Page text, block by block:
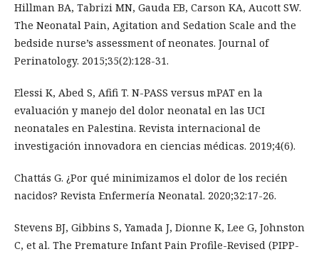
Hillman BA, Tabrizi MN, Gauda EB, Carson KA, Aucott SW.
The Neonatal Pain, Agitation and Sedation Scale and the
bedside nurse’s assessment of neonates. Journal of
Perinatology. 2015;35(2):128-31.
Elessi K, Abed S, Afifi T. N-PASS versus mPAT en la
evaluación y manejo del dolor neonatal en las UCI
neonatales en Palestina. Revista internacional de
investigación innovadora en ciencias médicas. 2019;4(6).
Chattás G. ¿Por qué minimizamos el dolor de los recién
nacidos? Revista Enfermería Neonatal. 2020;32:17-26.
Stevens BJ, Gibbins S, Yamada J, Dionne K, Lee G, Johnston
C, et al. The Premature Infant Pain Profile-Revised (PIPP-